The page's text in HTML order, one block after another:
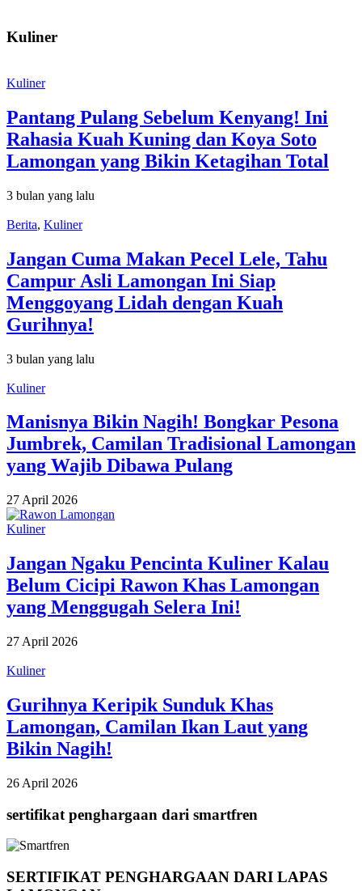
Kuliner
Kuliner
Pantang Pulang Sebelum Kenyang! Ini
Rahasia Kuah Kuning dan Koya Soto
Lamongan yang Bikin Ketagihan Total
3 bulan yang lalu
Berita, Kuliner
Jangan Cuma Makan Pecel Lele, Tahu
Campur Asli Lamongan Ini Siap
Menggoyang Lidah dengan Kuah
Gurihnya!
3 bulan yang lalu
Kuliner
Manisnya Bikin Nagih! Bongkar Pesona
Jumbrek, Camilan Tradisional Lamongan
yang Wajib Dibawa Pulang
27 April 2026
Kuliner
Jangan Ngaku Pencinta Kuliner Kalau
Belum Cicipi Rawon Khas Lamongan
yang Menggugah Selera Ini!
27 April 2026
Kuliner
Gurihnya Keripik Sunduk Khas
Lamongan, Camilan Ikan Laut yang
Bikin Nagih!
26 April 2026
sertifikat penghargaan dari smartfren
SERTIFIKAT PENGHARGAAN DARI LAPAS